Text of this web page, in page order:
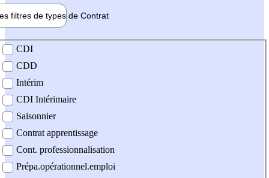
filtres de types de Contrat
contrat
CDI
CDD
Intérim
CDI Intérimaire
Saisonnier
Contrat apprentissage
Cont. professionnalisation
Prépa.opérationnel.emploi